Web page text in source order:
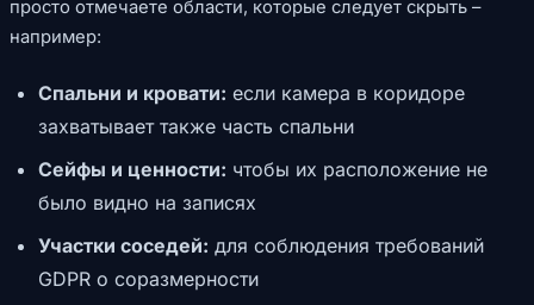
просто отмечаете области, которые следует скрыть –
например:
Спальни и кровати: если камера в коридоре
захватывает также часть спальни
Сейфы и ценности: чтобы их расположение не
было видно на записях
Участки соседей: для соблюдения требований
GDPR о соразмерности